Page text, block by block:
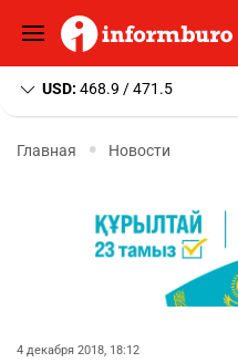
USD: 468.9 / 471.5
Главная Новости
4 декабря 2018, 18:12